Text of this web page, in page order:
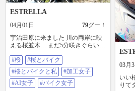
ESTRELLA
04月01日 79グー！
宇治田原に来ました 川の両岸に映
える桜並木… まだ5分咲きぐらいか
そうですね🌸 #桜 #桜とバイク #桜
とバイクと私 あ、私…写ってない
わ(^^;; #加工女子 #AI女子 #バイク
女子
#桜
#桜とバイク
#桜とバイクと私
#加工女子
#AI女子
#バイク女子
03月
いい桜見
りて